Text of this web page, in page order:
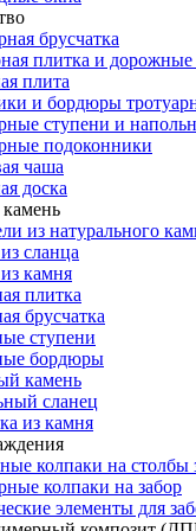
брусчатка
плитка и
плита
и бордюры
ступени и
подоконники
чаша
доска
из натурального
сланца
камня
плитка
брусчатка
ступени
бордюры
камень
сланец
из камня
колпаки на столбы
колпаки на забор
элементы для